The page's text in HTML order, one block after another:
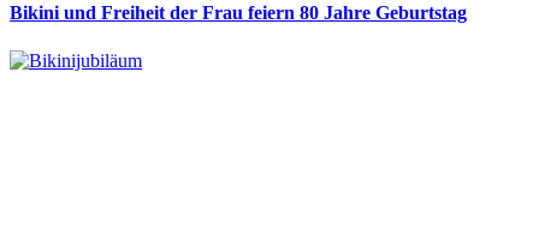
Bikini und Freiheit der Frau feiern 80 Jahre Geburtstag